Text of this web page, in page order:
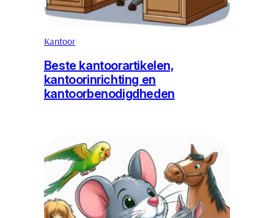
Kantoor
Beste kantoorartikelen,
kantoorinrichting en
kantoorbenodigdheden